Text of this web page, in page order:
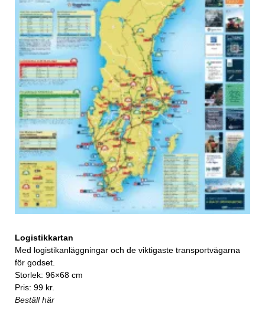
Logistikkartan
Med logistikanläggningar och de viktigaste transportvägarna
för godset.
Storlek: 96×68 cm
Pris: 99 kr.
Beställ här